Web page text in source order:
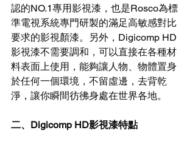
認的NO.1專用影視漆，也是Rosco為標
準電視系統專門研製的滿足高敏感對比
要求的影視顏漆。另外，Digicomp HD
影視漆不需要調和，可以直接在各種材
料表面上使用，能夠讓人物、物體置身
於任何一個環境，​​不留虛邊，去背乾
淨，讓你瞬間彷彿身處在世界各地。
二、Digicomp HD影視漆特點